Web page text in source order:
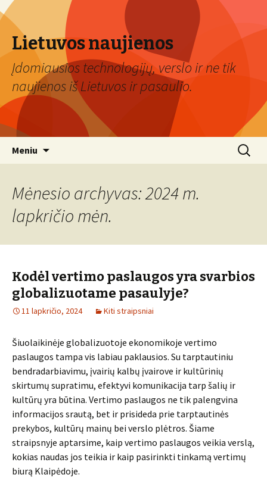
Lietuvos naujienos
Įdomiausios technologijų, verslo ir ne tik
naujienos iš Lietuvos ir pasaulio.
Meniu Ieškoti:
Mėnesio archyvas: 2024 m.
lapkričio mėn.
Kodėl vertimo paslaugos yra svarbios
globalizuotame pasaulyje?
11 lapkričio, 2024 Kiti straipsniai
Šiuolaikinėje globalizuotoje ekonomikoje vertimo
paslaugos tampa vis labiau paklausios. Su tarptautiniu
bendradarbiavimu, įvairių kalbų įvairove ir kultūrinių
skirtumų supratimu, efektyvi komunikacija tarp šalių ir
kultūrų yra būtina. Vertimo paslaugos ne tik palengvina
informacijos srautą, bet ir prisideda prie tarptautinės
prekybos, kultūrų mainų bei verslo plėtros. Šiame
straipsnyje aptarsime, kaip vertimo paslaugos veikia verslą,
kokias naudas jos teikia ir kaip pasirinkti tinkamą vertimų
biurą Klaipėdoje.